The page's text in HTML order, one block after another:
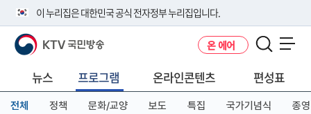
이 누리집은 대한민국 공식 전자정부 누리집입니다.
공식 누리집 주소 확인하기
니다.
이밖에 or.kr 또는 .kr등 다른 도메인 주소를 사용하고 있다면 아래 URL에
서 도메인 주소를 확인해 보세요
KTV 국민방송 온 에어
뉴스 프로그램 온라인콘텐츠 편성표
전체 정책 문화/교양 보도 특집 국가기념식 종영